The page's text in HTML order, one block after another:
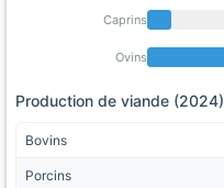
Caprins
Ovins
Production de viande (2024)
Bovins
Porcins